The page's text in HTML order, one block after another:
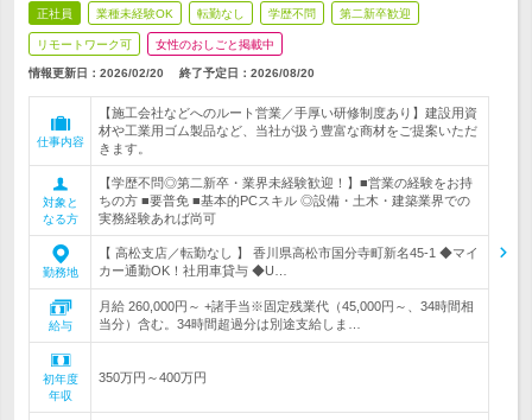
正社員 業種未経験OK 転勤なし 学歴不問 第二新卒歓迎
リモートワーク可 女性のおしごと掲載中
情報更新日：2026/02/20 終了予定日： 2026/08/20
仕事内容
【施工会社などへのルート営業／手厚い研修制度あり】建設用資
材や工業用ゴム製品など、当社が扱う豊富な商材をご提案いただ
きます。
対象と
なる方
【学歴不問◎第二新卒・業界未経験歓迎！】■営業の経験をお持
ちの方 ■要普免 ■基本的PCスキル ◎設備・土木・建築業界での
実務経験あれば尚可
勤務地
【 高松支店／転勤なし 】 香川県高松市国分寺町新名45‐1 ◆マイ
カー通勤OK！社用車貸与 ◆U…
給与
月給 260,000円～ +諸手当※固定残業代（45,000円～、34時間相
当分）含む。34時間超過分は別途支給しま…
初年度
年収
350万円～400万円